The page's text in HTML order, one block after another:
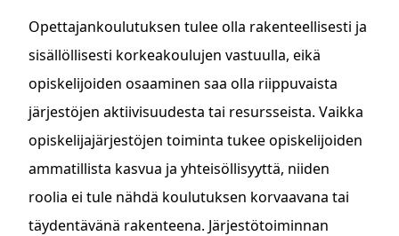
Opettajankoulutuksen tulee olla rakenteellisesti ja
sisällöllisesti korkeakoulujen vastuulla, eikä
opiskelijoiden osaaminen saa olla riippuvaista
järjestöjen aktiivisuudesta tai resursseista. Vaikka
opiskelijajärjestöjen toiminta tukee opiskelijoiden
ammatillista kasvua ja yhteisöllisyyttä, niiden
roolia ei tule nähdä koulutuksen korvaavana tai
täydentävänä rakenteena. Järjestötoiminnan